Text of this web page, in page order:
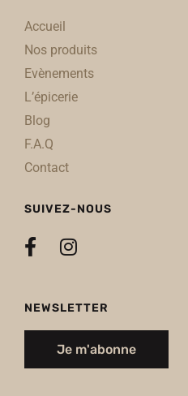
Accueil
Nos produits
Evènements
L’épicerie
Blog
F.A.Q
Contact
SUIVEZ-NOUS
NEWSLETTER
Je m'abonne